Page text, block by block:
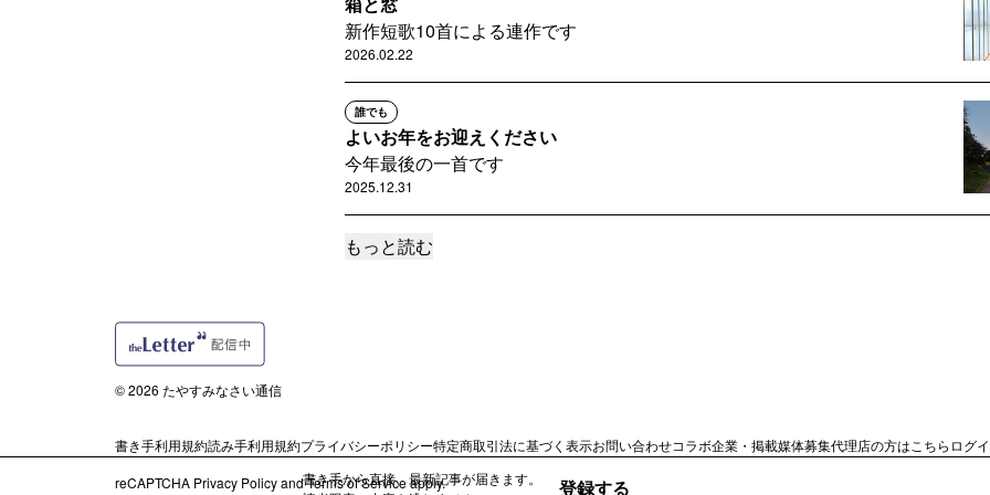
新作短歌10首による連作です
2026.02.22
誰でも
よいお年をお迎えください
今年最後の一首です
2025.12.31
誰でも
2025.10.28
もっと読む
書き手から直接、最新記事が届きます。
登録する
© 2026 たやすみなさい通信
書き手利用規約読み手利用規約プライバシーポリシー特定商取引法に基づく表示お問い合わせコラボ企業・掲載媒体募集代理店の方はこちら ログ
reCAPTCHA Privacy PolicyandTerms of Serviceapply.